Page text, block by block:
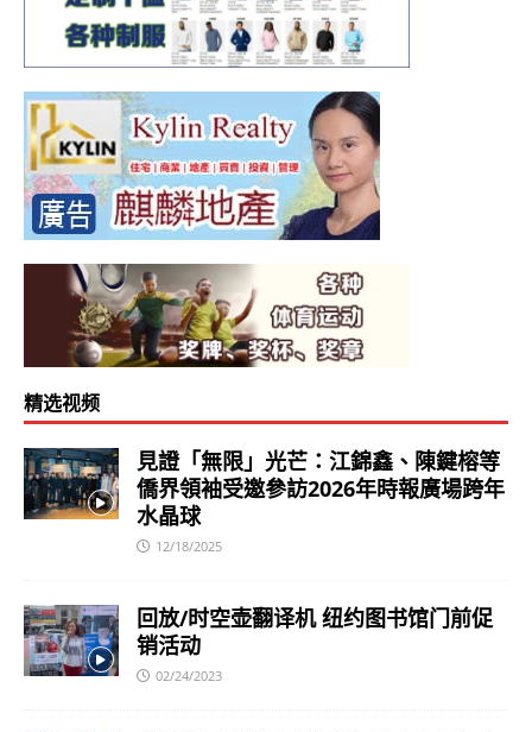
精选视频
見證「無限」光芒：江錦鑫、陳鍵榕等
僑界領袖受邀參訪2026年時報廣場跨年
水晶球
12/18/2025
回放/时空壶翻译机 纽约图书馆门前促
销活动
02/24/2023